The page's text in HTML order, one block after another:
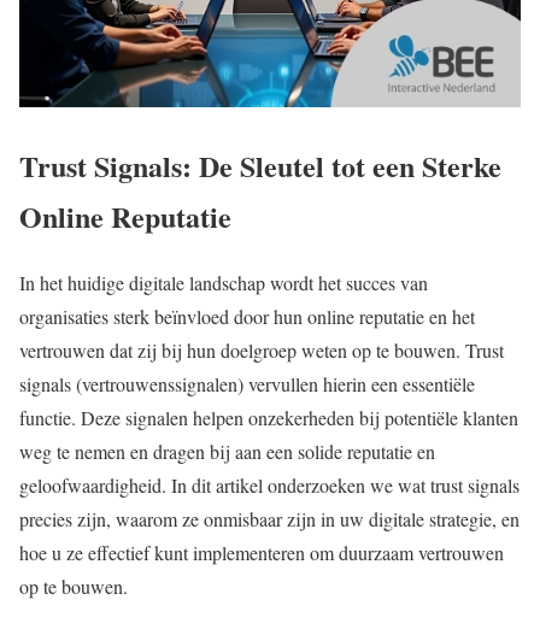
Trust Signals: De Sleutel tot een Sterke
Online Reputatie
In het huidige digitale landschap wordt het succes van
organisaties sterk beïnvloed door hun online reputatie en het
vertrouwen dat zij bij hun doelgroep weten op te bouwen. Trust
signals (vertrouwenssignalen) vervullen hierin een essentiële
functie. Deze signalen helpen onzekerheden bij potentiële klanten
weg te nemen en dragen bij aan een solide reputatie en
geloofwaardigheid. In dit artikel onderzoeken we wat trust signals
precies zijn, waarom ze onmisbaar zijn in uw digitale strategie, en
hoe u ze effectief kunt implementeren om duurzaam vertrouwen
op te bouwen.